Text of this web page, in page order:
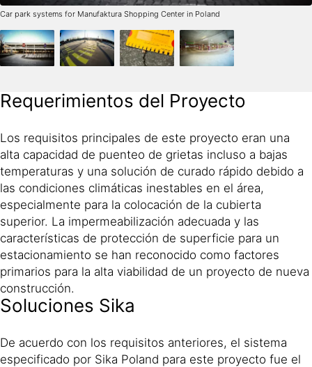
Car park systems for Manufaktura Shopping Center in Poland
Requerimientos del Proyecto
Los requisitos principales de este proyecto eran una
alta capacidad de puenteo de grietas incluso a bajas
temperaturas y una solución de curado rápido debido a
las condiciones climáticas inestables en el área,
especialmente para la colocación de la cubierta
superior. La impermeabilización adecuada y las
características de protección de superficie para un
estacionamiento se han reconocido como factores
primarios para la alta viabilidad de un proyecto de nueva
construcción.
Soluciones Sika
De acuerdo con los requisitos anteriores, el sistema
especificado por Sika Poland para este proyecto fue el